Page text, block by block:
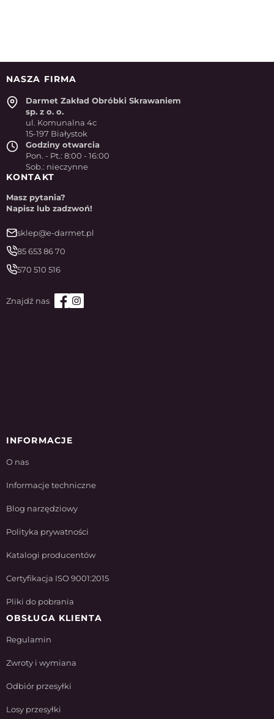
NASZA FIRMA
Darmet Zakład Obróbki Skrawaniem
sp. z o. o.
ul. Komunalna 4c
15-197 Białystok
Godziny otwarcia
Pon. - Pt.: 8:00 - 16:00
Sob.: nieczynne
KONTAKT
Masz pytania?
Napisz lub zadzwoń!
sklep@e-darmet.pl
85 653 86 70
570 510 516
INFORMACJE
O nas
Informacje techniczne
Blog narzędziowy
Polityka prywatności
Katalogi producentów
Certyfikacja ISO 9001:2015
Pliki do pobrania
OBSŁUGA KLIENTA
Regulamin
Zwroty i wymiana
Odbiór przesyłki
Losy przesyłki